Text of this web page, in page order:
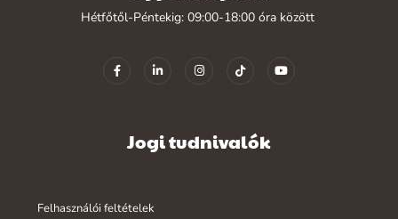
Hétfőtől-Péntekig: 09:00-18:00 óra között
Jogi tudnivalók
Felhasználói feltételek